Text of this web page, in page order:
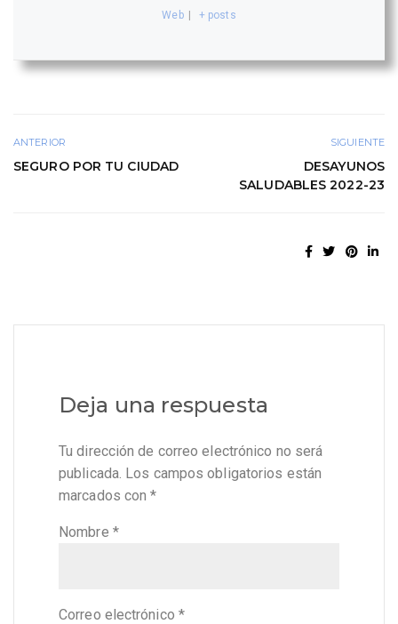
Web | + posts
ANTERIOR
SEGURO POR TU CIUDAD
SIGUIENTE
DESAYUNOS
SALUDABLES 2022-23
Deja una respuesta
Tu dirección de correo electrónico no será
publicada. Los campos obligatorios están
marcados con*
Nombre *
Correo electrónico *